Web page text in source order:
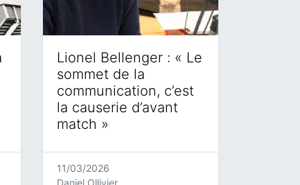
Lionel Bellenger : « Le
sommet de la
communication, c’est
la causerie d’avant
match »
11/03/2026
Daniel Ollivier